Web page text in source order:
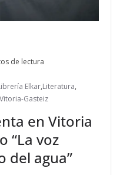
de lectura
Elkar,Literatura,
Vitoria-Gasteiz
en Vitoria
“La voz
del agua”